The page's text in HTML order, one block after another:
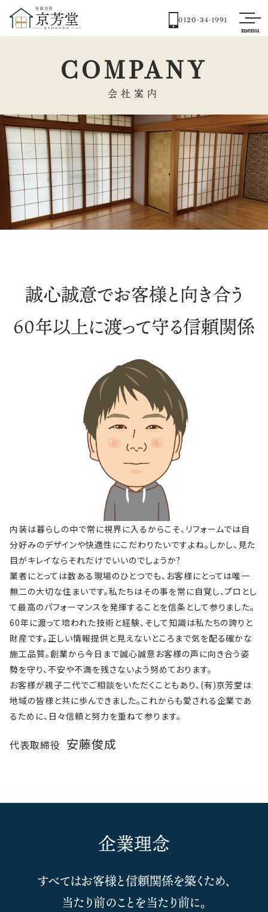
0120-34-1991
COMPANY
会社案内
誠心誠意でお客様と向き合う
60年以上に渡って守る信頼関係
内装は暮らしの中で常に視界に入るからこそ、リフォームでは自
分好みのデザインや快適性にこだわりたいですよね。しかし、見た
目がキレイならそれだけでいいのでしょうか?
業者にとっては数ある現場のひとつでも、お客様にとっては唯一
無二の大切な住まいです。私たちはその事を常に自覚し、プロとし
て最高のパフォーマンスを発揮することを信条として参りました。
60年に渡って培われた技術と経験、そして知識は私たちの誇りと
財産です。正しい情報提供と見えないところまで気を配る確かな
施工品質。創業から今日まで誠心誠意お客様の声に向き合う姿
勢を守り、不安や不満を残さないよう努めております。
お客様が親子二代でご相談をいただくこともあり、(有)京芳堂は
地域の皆様と共に歩んできました。これからも愛される企業であ
るために、日々信頼と努力を重ねて参ります。
代表取締役 安藤俊成
企業理念
すべてはお客様と信頼関係を築くため、
当たり前のことを当たり前に。